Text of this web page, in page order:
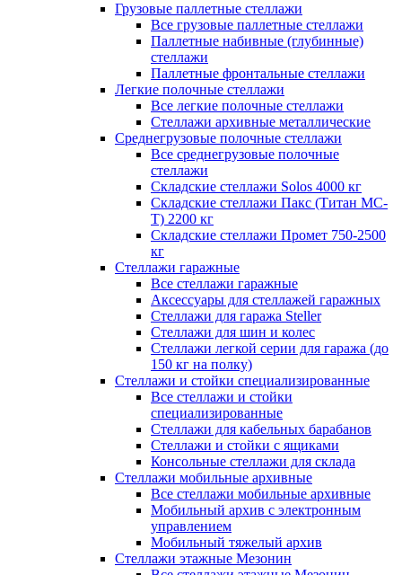
Грузовые паллетные стеллажи
Все грузовые паллетные стеллажи
Паллетные набивные (глубинные)
стеллажи
Паллетные фронтальные стеллажи
Легкие полочные стеллажи
Все легкие полочные стеллажи
Стеллажи архивные металлические
Среднегрузовые полочные стеллажи
Все среднегрузовые полочные
стеллажи
Складские стеллажи Solos 4000 кг
Складские стеллажи Пакс (Титан МС-
Т) 2200 кг
Складские стеллажи Промет 750-2500
кг
Стеллажи гаражные
Все стеллажи гаражные
Аксессуары для стеллажей гаражных
Стеллажи для гаража Steller
Стеллажи для шин и колес
Стеллажи легкой серии для гаража (до
150 кг на полку)
Стеллажи и стойки специализированные
Все стеллажи и стойки
специализированные
Стеллажи для кабельных барабанов
Стеллажи и стойки с ящиками
Консольные стеллажи для склада
Стеллажи мобильные архивные
Все стеллажи мобильные архивные
Мобильный архив с электронным
управлением
Мобильный тяжелый архив
Стеллажи этажные Мезонин